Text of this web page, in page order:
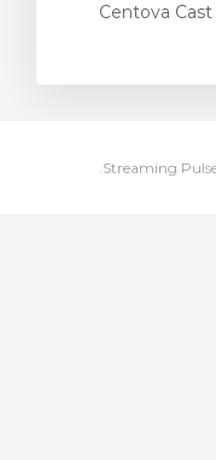
Centova